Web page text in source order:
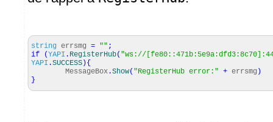
string errsmg = "" ;
if
(YAPI . RegisterHub( "ws://
YAPI .SUCCESS ){
MessageBox .Show( "RegisterHub error:" + errsmg )
}